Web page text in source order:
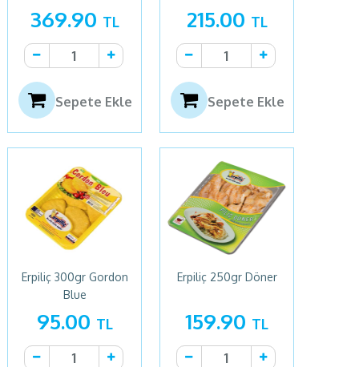
369.90 TL
Sepete Ekle
215.00 TL
Sepete Ekle
Erpiliç 300gr Gordon
Blue
95.00 TL
Erpiliç 250gr Döner
159.90 TL